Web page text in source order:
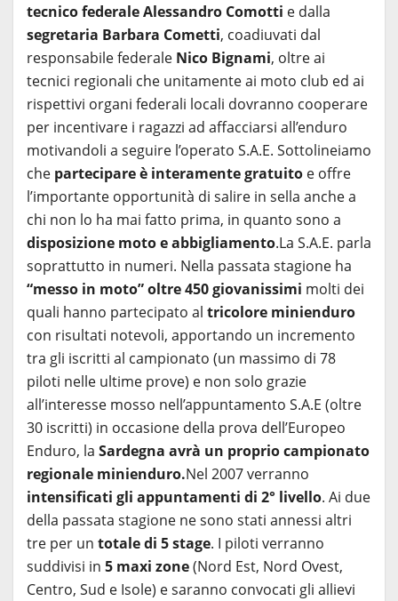
tecnico federale Alessandro Comotti e dalla
segretaria Barbara Cometti, coadiuvati dal
responsabile federale Nico Bignami, oltre ai
tecnici regionali che unitamente ai moto club ed ai
rispettivi organi federali locali dovranno cooperare
per incentivare i ragazzi ad affacciarsi all’enduro
motivandoli a seguire l’operato S.A.E. Sottolineiamo
che partecipare è interamente gratuito e offre
l’importante opportunità di salire in sella anche a
chi non lo ha mai fatto prima, in quanto sono a
disposizione moto e abbigliamento.La S.A.E. parla
soprattutto in numeri. Nella passata stagione ha
“messo in moto” oltre 450 giovanissimi molti dei
quali hanno partecipato al tricolore minienduro
con risultati notevoli, apportando un incremento
tra gli iscritti al campionato (un massimo di 78
piloti nelle ultime prove) e non solo grazie
all’interesse mosso nell’appuntamento S.A.E (oltre
30 iscritti) in occasione della prova dell’Europeo
Enduro, la Sardegna avrà un proprio campionato
regionale minienduro.Nel 2007 verranno
intensificati gli appuntamenti di 2° livello. Ai due
della passata stagione ne sono stati annessi altri
tre per un totale di 5 stage. I piloti verranno
suddivisi in 5 maxi zone(Nord Est, Nord Ovest,
Centro, Sud e Isole) e saranno convocati gli allievi